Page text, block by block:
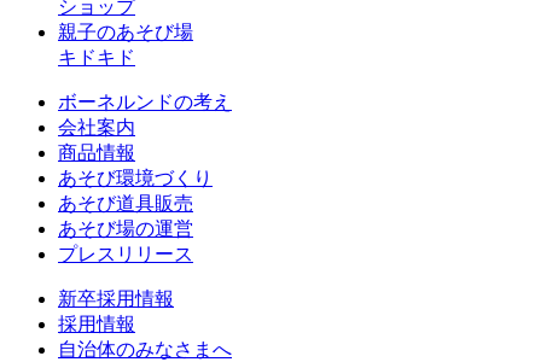
ショップ
親子のあそび場
キドキド
ボーネルンドの考え
会社案内
商品情報
あそび環境づくり
あそび道具販売
あそび場の運営
プレスリリース
新卒採用情報
採用情報
自治体のみなさまへ